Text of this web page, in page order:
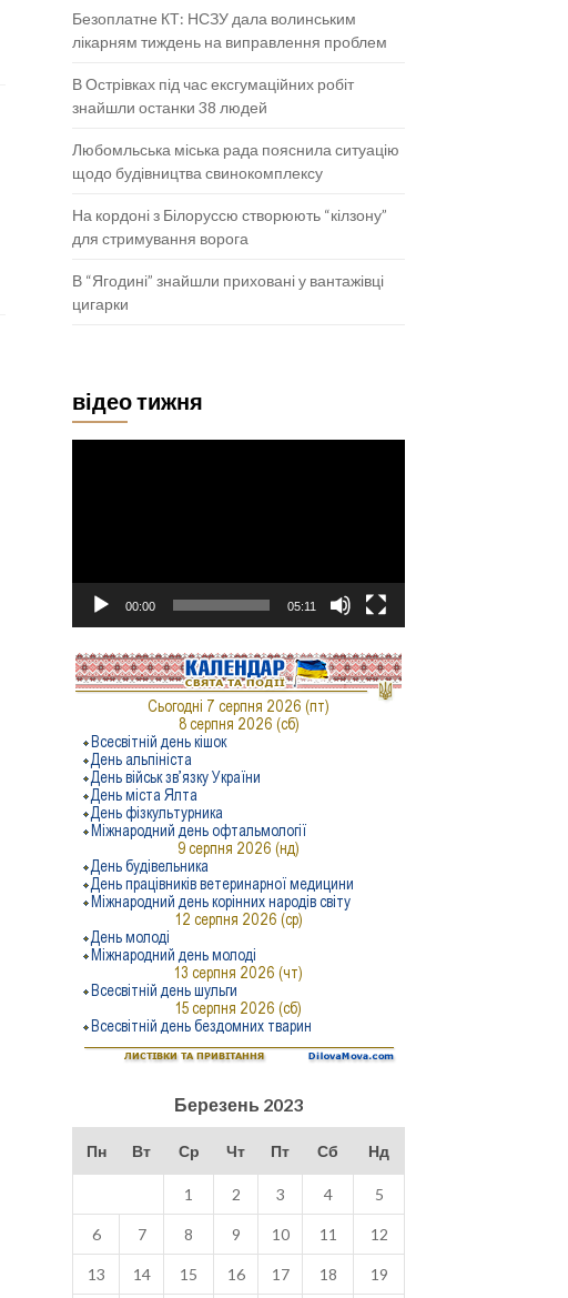
Безоплатне КТ: НСЗУ дала волинським
лікарням тиждень на виправлення проблем
В Острівках під час ексгумаційних робіт
знайшли останки 38 людей
Любомльська міська рада пояснила ситуацію
щодо будівництва свинокомплексу
На кордоні з Білоруссю створюють “кілзону”
для стримування ворога
В “Ягодині” знайшли приховані у вантажівці
цигарки
відео тижня
00:00 05:11
Березень 2023
Пн Вт Ср Чт Пт Сб Нд
1 2 3 4 5
6 7 8 9 10 11 12
13 14 15 16 17 18 19